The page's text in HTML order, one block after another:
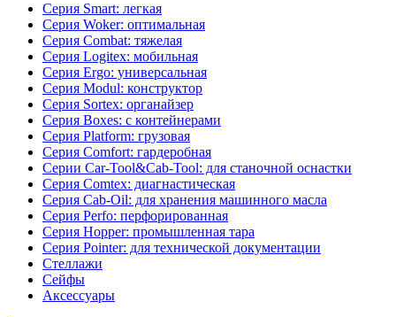
Серия Smart: легкая
Серия Woker: оптимальная
Серия Combat: тяжелая
Серия Logitex: мобильная
Серия Ergo: универсальная
Серия Modul: конструктор
Серия Sortex: органайзер
Серия Boxes: с контейнерами
Серия Platform: грузовая
Серия Comfort: гардеробная
Серии Car-Tool&Cab-Tool: для станочной оснастки
Серия Comtex: диагнастическая
Серия Cab-Oil: для хранения машинного масла
Серия Perfo: перфорированная
Серия Hopper: промышленная тара
Серия Pointer: для технической документации
Стеллажи
Сейфы
Аксессуары